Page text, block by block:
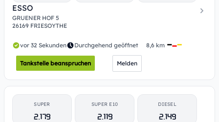
ESSO
GRUENER HOF 5
26169 FRIESOYTHE
vor 32 Sekunden Durchgehend geöffnet 8,6 km
Tankstelle beanspruchen Melden
SUPER
2.179
SUPER E10
2.119
DIESEL
2.149